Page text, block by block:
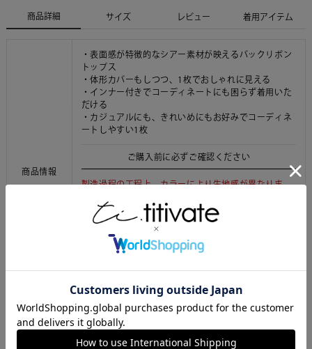
商品詳細 サイズ レビュー 着用アイテム
商品情報
・表面感が特徴的なシアー素材が映えるバックリボン
トップス
・体形カバーもしつつ、1枚でおしゃれに見える
・インナー付きでコーディネートにも困らず着用いた
だける
・カジュアルにも、きれいめにもお好みでコーディネ
ートしやすい1枚
ご購入前に必ずご確認ください
製造過程の工程上、カラーにより生地感が異なりま
商品により、色落ち・色移りがある場合がございま
す。
製造過程の工程上、商品により加工具合が異なる場合
がございます。
素材
【トップス】ポリエステル 100%
【キャミソール】ポリエステル 95%、ポリウレタン
5%